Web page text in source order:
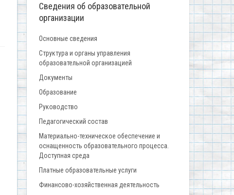
Сведения об образовательной
организации
Основные сведения
Структура и органы управления
образовательной организацией
Документы
Образование
Руководство
Педагогический состав
Материально-техническое обеспечение и
оснащенность образовательного процесса.
Доступная среда
Платные образовательные услуги
Финансово-хозяйственная деятельность